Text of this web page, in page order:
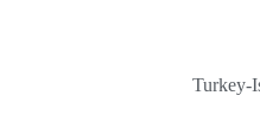
Turkey-